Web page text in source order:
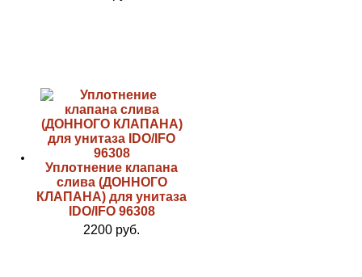
Уплотнение клапана
слива (ДОННОГО
КЛАПАНА) для унитаза
IDO/IFO 96308
2200 руб.